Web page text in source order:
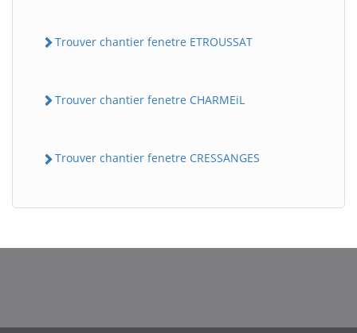
Trouver chantier fenetre ETROUSSAT
Trouver chantier fenetre CHARMEiL
Trouver chantier fenetre CRESSANGES
BatiWebPro